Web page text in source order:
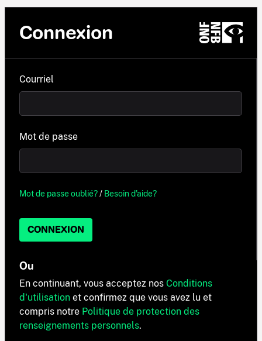
Connexion
Courriel
Mot de passe
Mot de passe oublié?/ Besoin d'aide?
CONNEXION
Ou
En continuant, vous acceptez nos Conditions
d'utilisation et confirmez que vous avez lu et
compris notre Politique de protection des
renseignements personnels.